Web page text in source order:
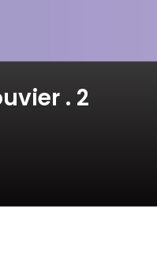
. 2